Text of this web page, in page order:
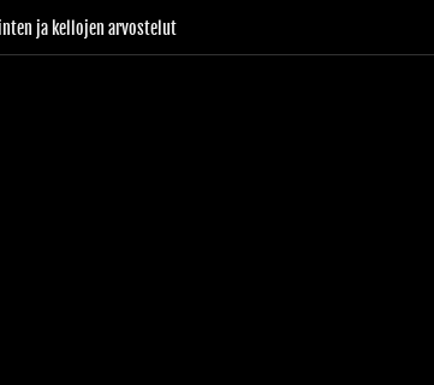
ja kellojen arvostelut